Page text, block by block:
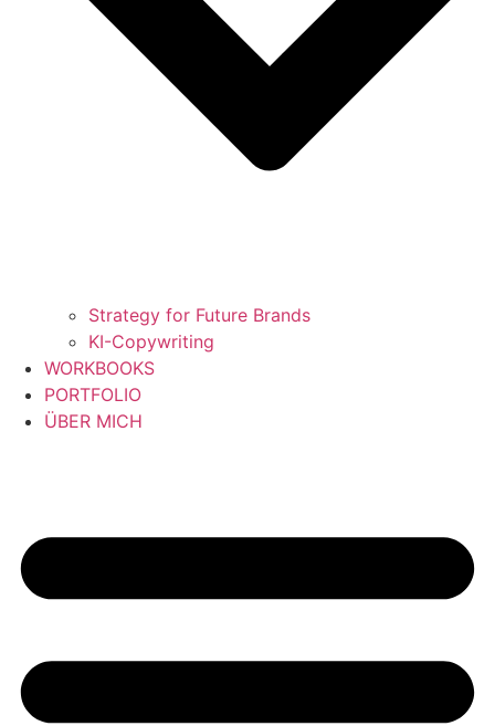
Strategy for Future Brands
KI-Copywriting
WORKBOOKS
PORTFOLIO
ÜBER MICH